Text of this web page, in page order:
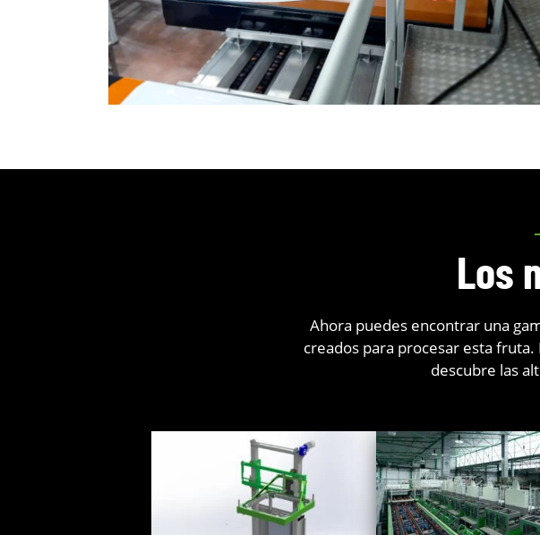
Los
Ahora puedes encontrar una
creados para procesar esta
descubre las